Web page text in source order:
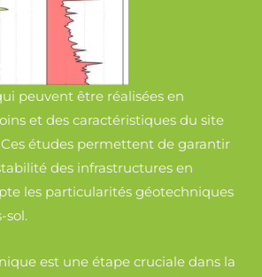
peuvent être réalisées en
et des caractéristiques du site
études permettent de garantir
des infrastructures en
les particularités géotechniques
sol.
est une étape cruciale dans la